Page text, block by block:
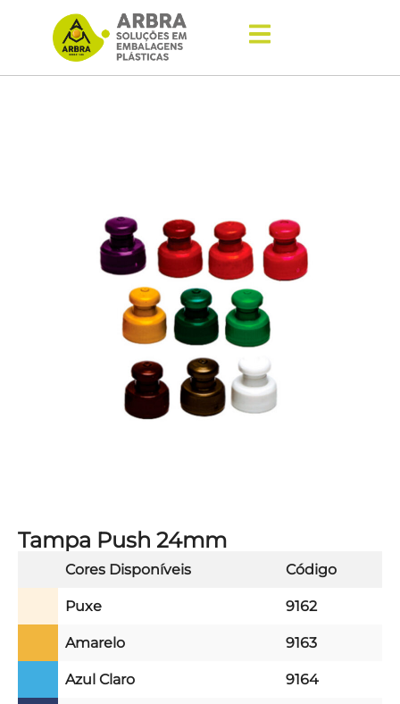
Tampa Push 24mm
Cores Disponíveis Código
Puxe 9162
Amarelo 9163
Azul Claro 9164